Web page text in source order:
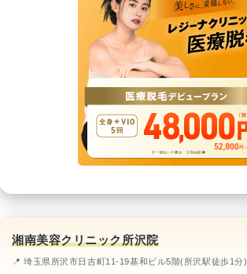
湘南美容クリニック所沢院
📍 埼玉県所沢市日吉町11-19基和ビル5階(所沢駅徒歩1分)